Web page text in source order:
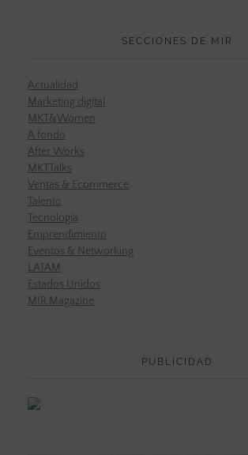
SECCIONES DE MIR
Actualidad
Marketing digital
MKT&Women
A fondo
After Works
MKTTalks
Ventas & Ecommerce
Talento
Tecnología
Emprendimiento
Eventos & Networking
LATAM
Estados Unidos
MIR Magazine
PUBLICIDAD